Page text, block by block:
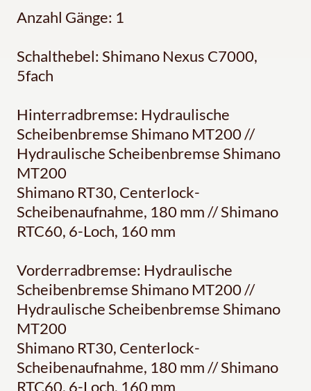
Anzahl Gänge: 1
Schalthebel: Shimano Nexus C7000,
5fach
Hinterradbremse: Hydraulische
Scheibenbremse Shimano MT200 //
Hydraulische Scheibenbremse Shimano
MT200
Shimano RT30, Centerlock-
Scheibenaufnahme, 180 mm // Shimano
RTC60, 6-Loch, 160 mm
Vorderradbremse: Hydraulische
Scheibenbremse Shimano MT200 //
Hydraulische Scheibenbremse Shimano
MT200
Shimano RT30, Centerlock-
Scheibenaufnahme, 180 mm // Shimano
RTC60, 6-Loch, 160 mm